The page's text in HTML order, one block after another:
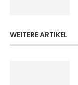
WEITERE ARTIKEL